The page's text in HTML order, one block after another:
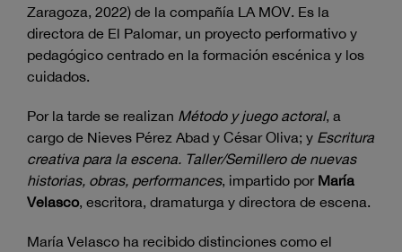
Zaragoza, 2022) de la compañía LA MOV. Es la
directora de El Palomar, un proyecto performativo y
pedagógico centrado en la formación escénica y los
cuidados.
Por la tarde se realizan Método y juego actoral, a
cargo de Nieves Pérez Abad y César Oliva; y Escritura
creativa para la escena. Taller/Semillero de nuevas
historias, obras, performances, impartido por María
Velasco, escritora, dramaturga y directora de escena.
María Velasco ha recibido distinciones como el